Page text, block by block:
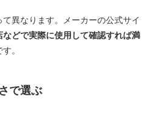
異なります。メーカーの公式サイ
などで実際に使用して確認すれば満
す。
で選ぶ